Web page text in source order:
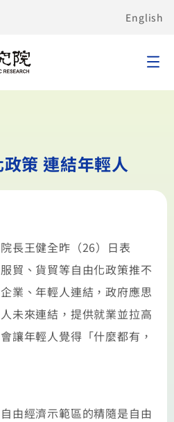
English
策 連結年輕人
王健全昨（26）日表
貿、貨貿等自由化政策推不
業、年輕人連結，政府應思
未來連結，提供就業並拉高
讓年輕人覺得「什麼都有，
經濟示範區的精隨是自由